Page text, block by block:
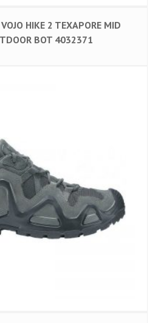
HIKE 2 TEXAPORE MID
BOT 4032371